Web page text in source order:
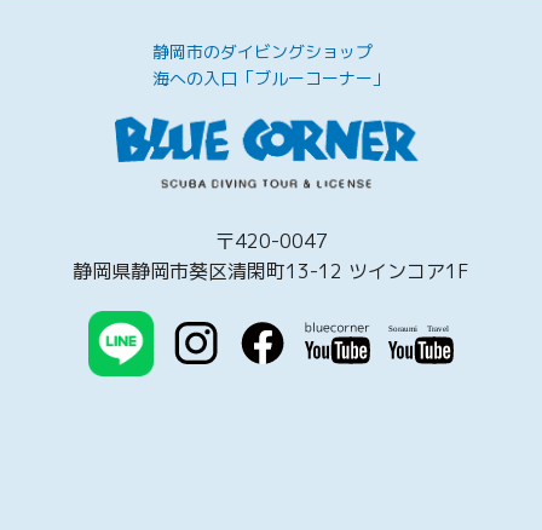
静岡市のダイビングショップ
海への入口「ブルーコーナー」
〒420-0047
静岡県静岡市葵区清閑町13-12 ツインコア1F